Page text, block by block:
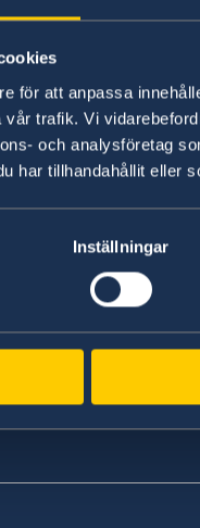
för att anpassa
trafik. Vi
och analysföretag
har tillhandahållit eller
Inställningar
20 maj 2026
Sverige
15 maj 2026
Val 2026